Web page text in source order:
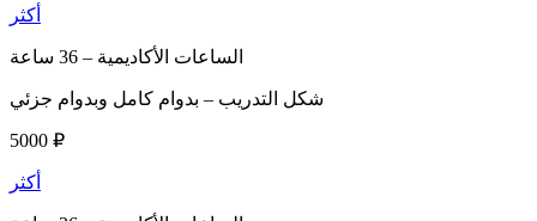
أكثر
الساعات الأكاديمية –
شكل التدريب – بدوام كامل وبدوام جزئي
5000 ₽
أكثر